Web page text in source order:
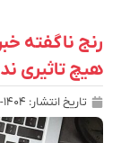
رنج ناگفته
هیچ تاثیری
تاریخ انتشار: ۱۴۰۴-۰۵-۱۹